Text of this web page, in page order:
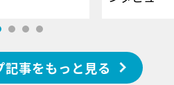
記事をもっと見る